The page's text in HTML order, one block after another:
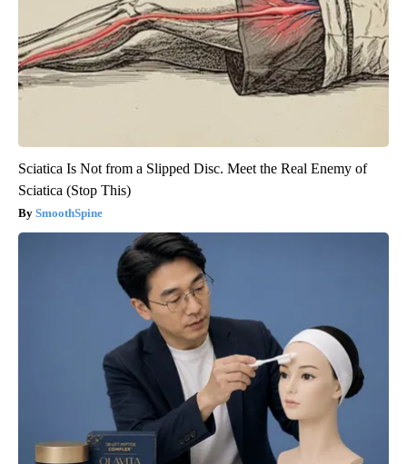
Sciatica Is Not from a Slipped Disc. Meet the Real Enemy of
Sciatica (Stop This)
SmoothSpine